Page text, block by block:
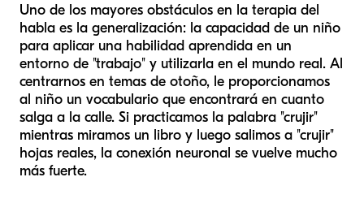
Uno de los mayores obstáculos en la terapia del
habla es la generalización: la capacidad de un niño
para aplicar una habilidad aprendida en un
entorno de "trabajo" y utilizarla en el mundo real. Al
centrarnos en temas de otoño, le proporcionamos
al niño un vocabulario que encontrará en cuanto
salga a la calle. Si practicamos la palabra "crujir"
mientras miramos un libro y luego salimos a "crujir"
hojas reales, la conexión neuronal se vuelve mucho
más fuerte.